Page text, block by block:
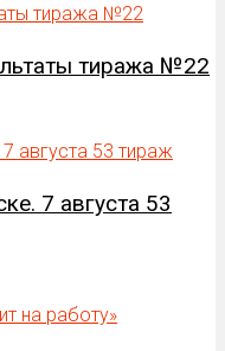
тиража №22
7 августа 53